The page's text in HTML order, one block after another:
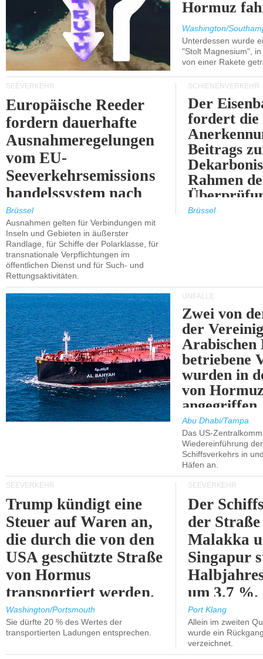
Hormuz
Washington/
Unterdessen wurde
"Stolt Magnesium",
von einer Rakete
SEEVERKEHR
Europäische Reeder
fordern dauerhafte
Ausnahmeregelungen
vom EU-
Seeverkehrsemissions
handelssystem nach
2030.
Brüssel
Ausnahmen gelten für Verbindungen mit
Inseln und Gebieten in äußerster
Randlage, für Schiffe der Polarklasse, für
transnationale Verpflichtungen im
öffentlichen Dienst und für Such- und
Rettungsaktivitäten.
SCHIENENVERKEHR
Der
fordert die
Beitrags
Rahmen
ETS.
Brüssel
UNFÄLLE
Zwei von
der
Arabischen
betriebene
wurden in
von
angegriffen.
Abu Dhabi/Tampa
Das US-
Wiedereinführung
Schiffsverkehrs in
Häfen an.
SEEVERKEHR
Trump kündigt eine
Steuer auf Waren an,
die durch die von den
USA geschützte Straße
von Hormus
transportiert werden.
Washington/Portsmouth
Sie dürfte 20 % des Wertes der
transportierten Ladungen entsprechen.
SEEVERKEHR
Der
der
Malakka
Singapur
um 3,7 %.
Port Klang
Allein im zweiten
wurde ein
verzeichnet.